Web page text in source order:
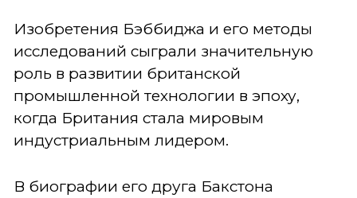
Изобретения Бэббиджа и его методы
исследований сыграли значительную
роль в развитии британской
промышленной технологии в эпоху,
когда Британия стала мировым
индустриальным лидером.
В биографии его друга Бакстона